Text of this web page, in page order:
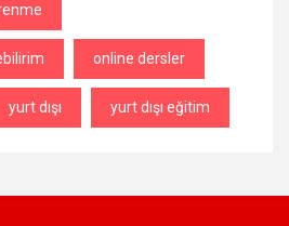
online dersler
yurt dışı yurt dışı eğitim